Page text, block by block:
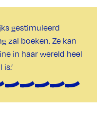
gestimuleerd
zal boeken. Ze kan
in haar wereld heel